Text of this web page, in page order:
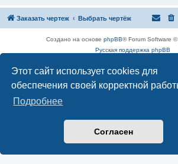
Этот сайт использует cookies для
обеспечения своей корректной
Подробнее
Согласен
Заказать чертеж Выбрать чертёж
Создано на основе phpBB® Forum Software
Русская поддержка phpBB